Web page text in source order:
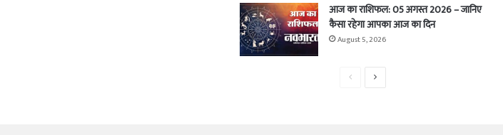
आज का राशिफल: 05 अगस्त 2026 – जानिए
कैसा रहेगा आपका आज का दिन
August 5, 2026
PreviousNext